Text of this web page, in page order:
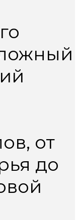
от
до